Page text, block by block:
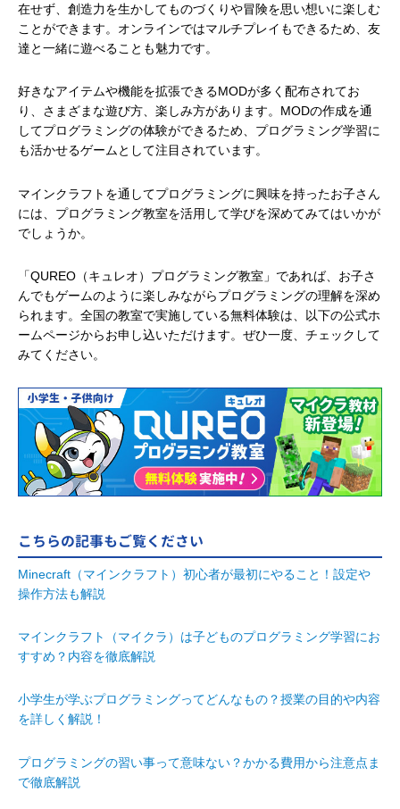
在せず、創造力を生かしてものづくりや冒険を思い想いに楽しむ
ことができます。オンラインではマルチプレイもできるため、友
達と一緒に遊べることも魅力です。
好きなアイテムや機能を拡張できるMODが多く配布されてお
り、さまざまな遊び方、楽しみ方があります。MODの作成を通
してプログラミングの体験ができるため、プログラミング学習に
も活かせるゲームとして注目されています。
マインクラフトを通してプログラミングに興味を持ったお子さん
には、プログラミング教室を活用して学びを深めてみてはいかが
でしょうか。
「QUREO（キュレオ）プログラミング教室」であれば、お子さ
んでもゲームのように楽しみながらプログラミングの理解を深め
られます。全国の教室で実施している無料体験は、以下の公式ホ
ームページからお申し込いただけます。ぜひ一度、チェックして
みてください。
こちらの記事もご覧ください
Minecraft（マインクラフト）初心者が最初にやること！設定や
操作方法も解説
マインクラフト（マイクラ）は子どものプログラミング学習にお
すすめ？内容を徹底解説
小学生が学ぶプログラミングってどんなもの？授業の目的や内容
を詳しく解説！
プログラミングの習い事って意味ない？かかる費用から注意点ま
で徹底解説